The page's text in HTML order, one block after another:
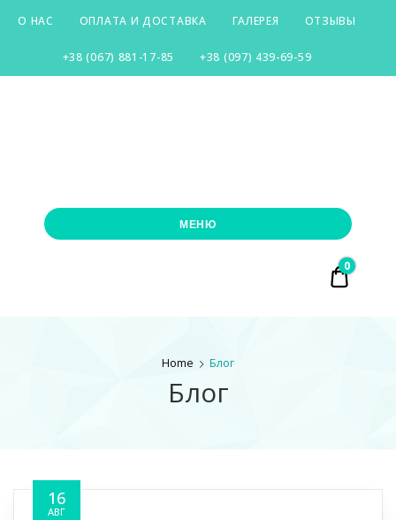
О НАС ОПЛАТА И ДОСТАВКА ГАЛЕРЕЯ ОТЗЫВЫ
+38 (067) 881-17-85 +38 (097) 439-69-59
МЕНЮ
₴ 0.00
0
Home Блог
Блог
16
АВГ